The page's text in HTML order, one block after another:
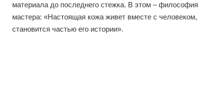
материала до последнего стежка. В этом – философия
мастера: «Настоящая кожа живет вместе с человеком,
становится частью его истории».